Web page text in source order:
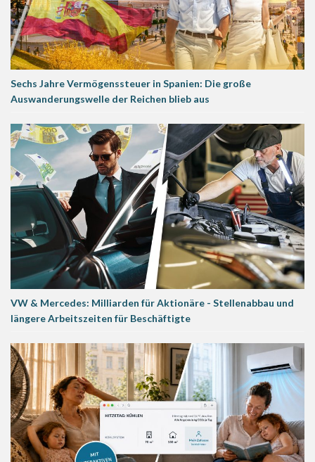
Sechs Jahre Vermögenssteuer in Spanien: Die große
Auswanderungswelle der Reichen blieb aus
VW & Mercedes: Milliarden für Aktionäre - Stellenabbau und
längere Arbeitszeiten für Beschäftigte